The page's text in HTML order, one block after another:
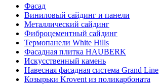
Фасад
Виниловый сайдинг и панели
Металлический сайдинг
Фиброцементный сайдинг
Термопанели White Hills
Фасадная плитка HAUBERK
Искусственный камень
Навесная фасадная система Grand Line
Козырьки Krovent из поликарбоната